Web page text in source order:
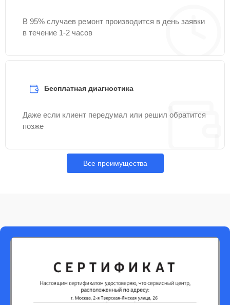
В 95% случаев ремонт производится в день заявки
в течение 1-2 часов
Бесплатная диагностика
Даже если клиент передумал или решил обратится
позже
Все преимущества